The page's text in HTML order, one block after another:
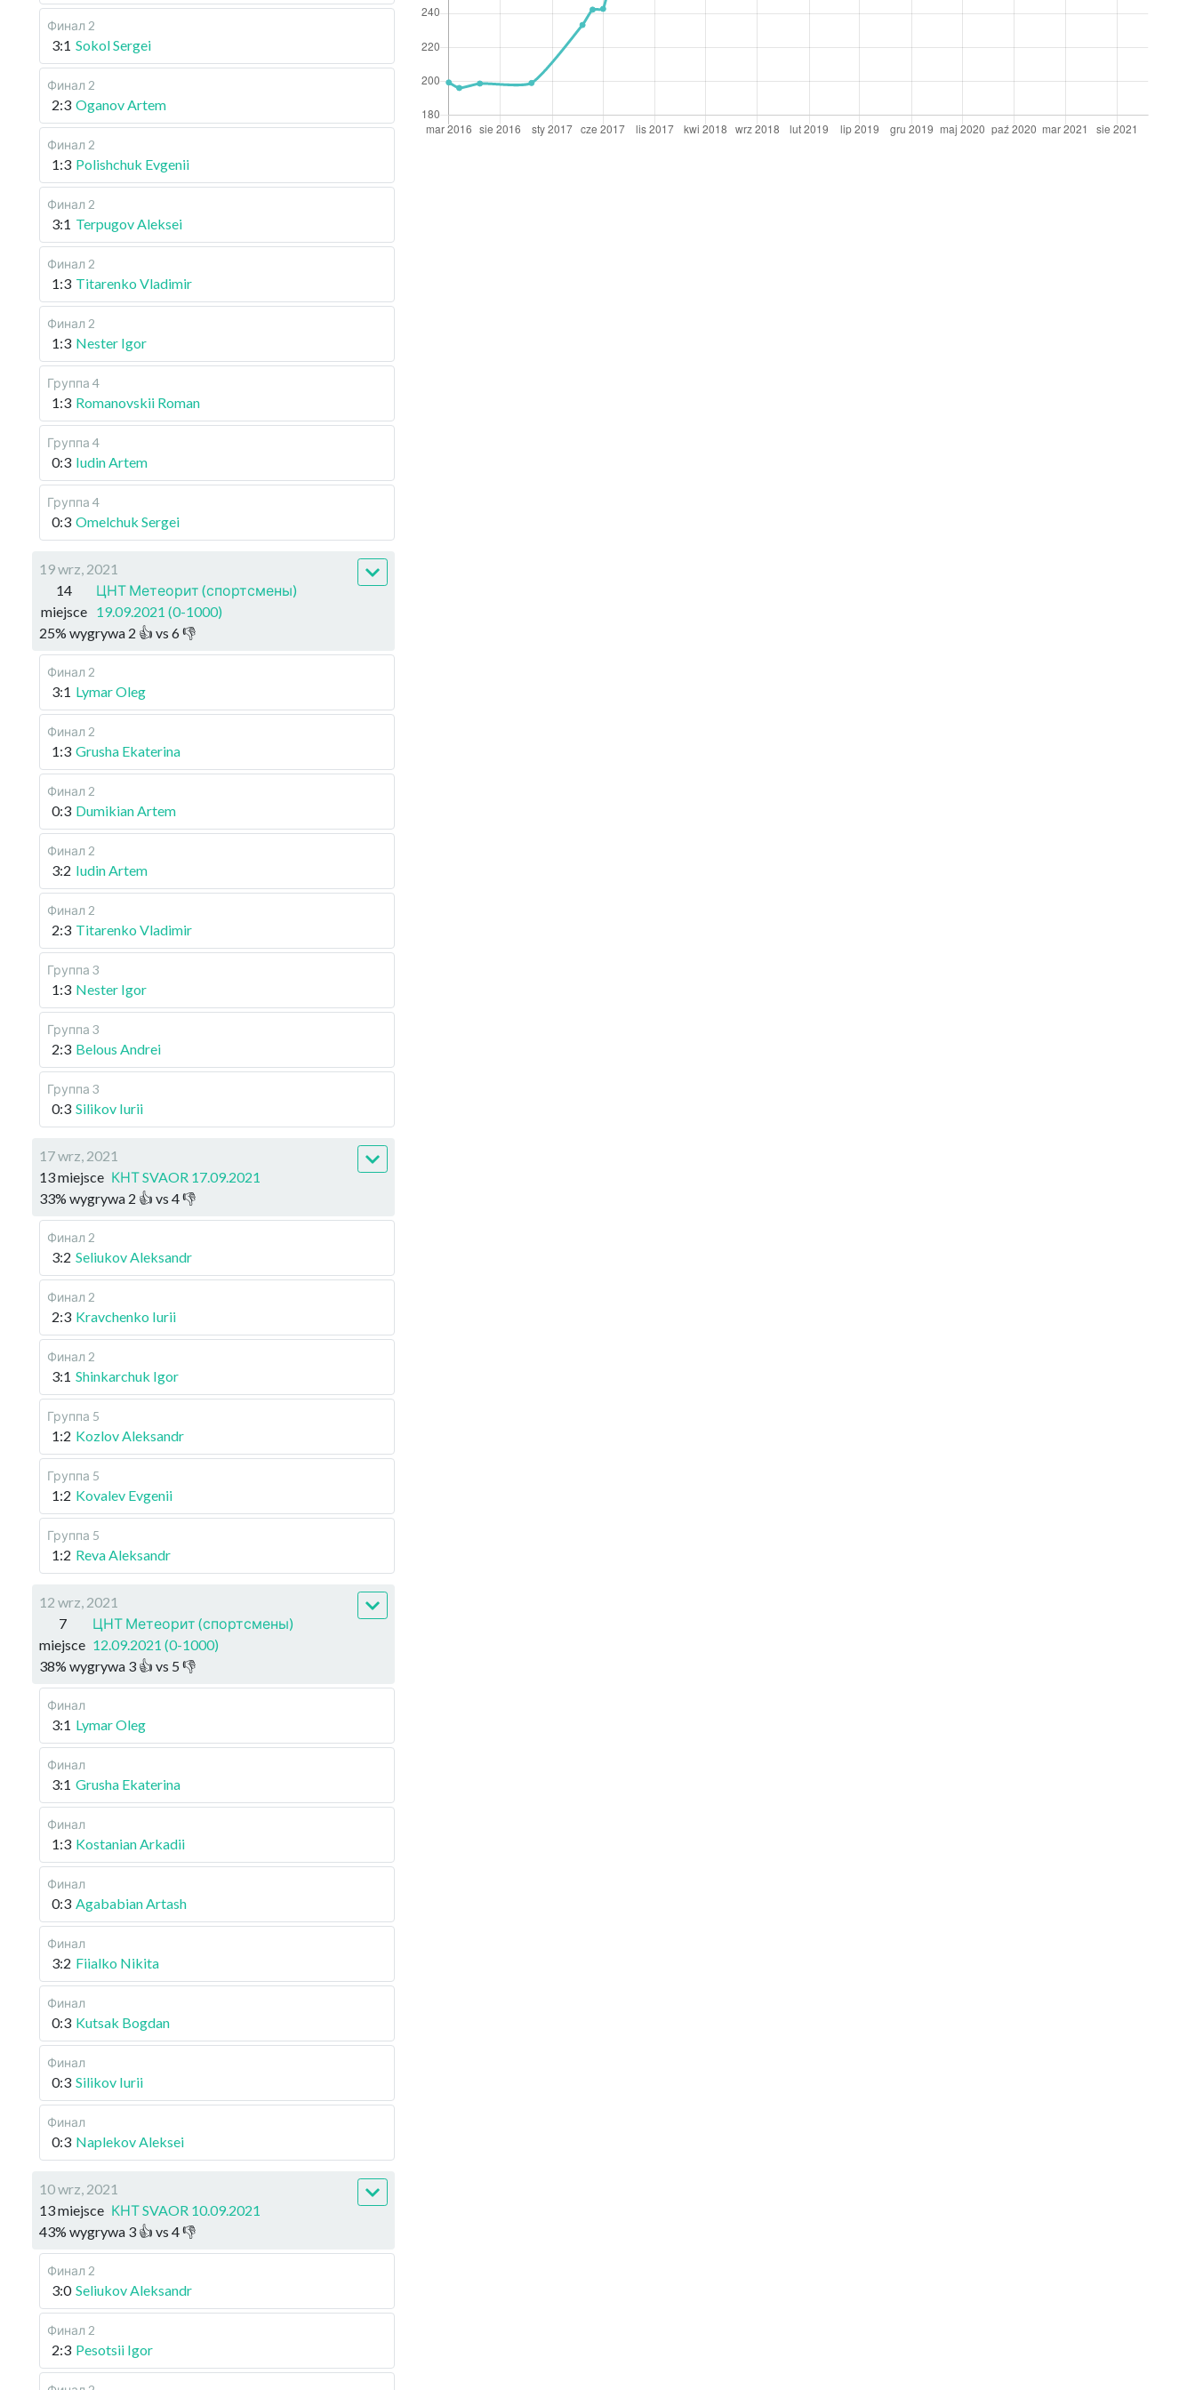
Финал 2
3:1 Sokol Sergei
Финал 2
2:3 Oganov Artem
Финал 2
1:3 Polishchuk Evgenii
Финал 2
3:1 Terpugov Aleksei
Финал 2
1:3 Titarenko Vladimir
Финал 2
1:3 Nester Igor
Группа 4
1:3 Romanovskii Roman
Группа 4
0:3 Iudin Artem
Группа 4
0:3 Omelchuk Sergei
19 wrz, 2021
14
miejsce
ЦНТ Метеорит (спортсмены)
19.09.2021 (0-1000)
25% wygrywa 2 👍 vs 6👎
Финал 2
3:1 Lymar Oleg
Финал 2
1:3 Grusha Ekaterina
Финал 2
0:3 Dumikian Artem
Финал 2
3:2 Iudin Artem
Финал 2
2:3 Titarenko Vladimir
Группа 3
1:3 Nester Igor
Группа 3
2:3 Belous Andrei
Группа 3
0:3 Silikov Iurii
17 wrz, 2021
13 miejsce КНТ SVAOR 17.09.2021
33% wygrywa 2 👍 vs 4👎
Финал 2
3:2 Seliukov Aleksandr
Финал 2
2:3 Kravchenko Iurii
Финал 2
3:1 Shinkarchuk Igor
Группа 5
1:2 Kozlov Aleksandr
Группа 5
1:2 Kovalev Evgenii
Группа 5
1:2 Reva Aleksandr
12 wrz, 2021
7
miejsce
ЦНТ Метеорит (спортсмены)
12.09.2021 (0-1000)
38% wygrywa 3 👍 vs 5 👎
Финал
3:1 Lymar Oleg
Финал
3:1 Grusha Ekaterina
Финал
1:3 Kostanian Arkadii
Финал
0:3 Agababian Artash
Финал
3:2 Fiialko Nikita
Финал
0:3 Kutsak Bogdan
Финал
0:3 Silikov Iurii
Финал
0:3 Naplekov Aleksei
10 wrz, 2021
13 miejsce КНТ SVAOR 10.09.2021
43% wygrywa 3 👍 vs 4👎
Финал 2
3:0 Seliukov Aleksandr
Финал 2
2:3 Pesotsii Igor